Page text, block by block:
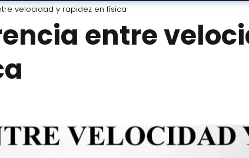
velocidad y rapidez en física
entre